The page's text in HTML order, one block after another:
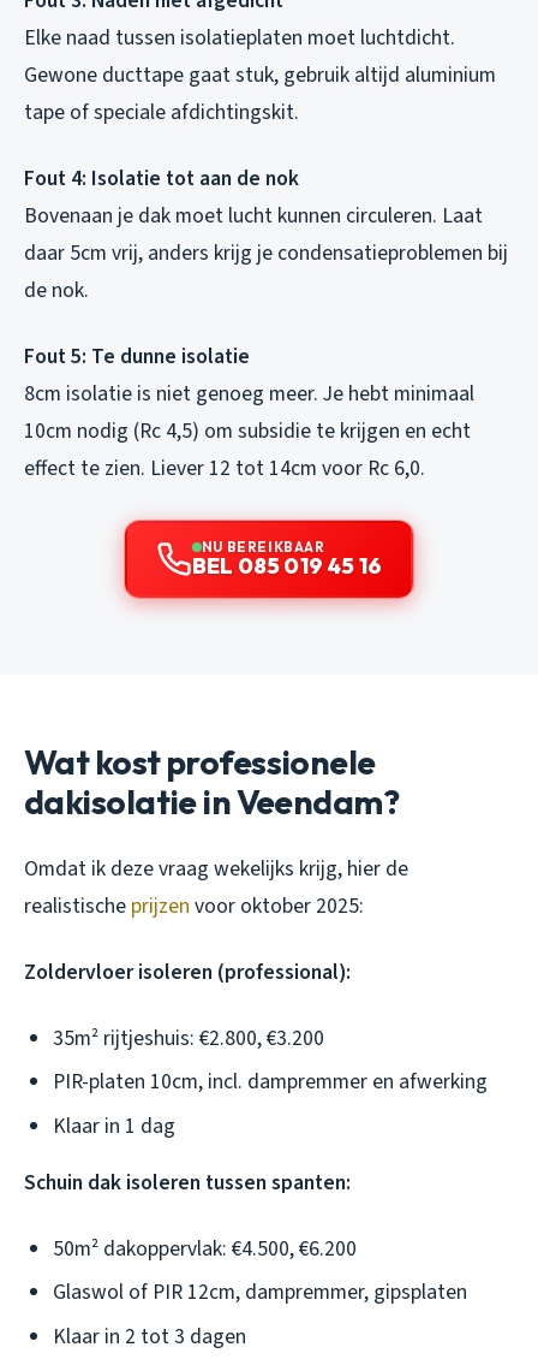
Elke naad tussen isolatieplaten moet luchtdicht.
Gewone ducttape gaat stuk, gebruik altijd aluminium
tape of speciale afdichtingskit.
Fout 4: Isolatie tot aan de nok
Bovenaan je dak moet lucht kunnen circuleren. Laat
daar 5cm vrij, anders krijg je condensatieproblemen bij
de nok.
Fout 5: Te dunne isolatie
8cm isolatie is niet genoeg meer. Je hebt minimaal
10cm nodig (Rc 4,5) om subsidie te krijgen en echt
effect te zien. Liever 12 tot 14cm voor Rc 6,0.
NU BEREIKBAAR
BEL 085 019 45 16
Wat kost professionele
dakisolatie in Veendam?
Omdat ik deze vraag wekelijks krijg, hier de
realistische prijzen voor oktober 2025:
Zoldervloer isoleren (professional):
35m² rijtjeshuis: €2.800, €3.200
PIR-platen 10cm, incl. dampremmer en afwerking
Klaar in 1 dag
Schuin dak isoleren tussen spanten:
50m² dakoppervlak: €4.500, €6.200
Glaswol of PIR 12cm, dampremmer, gipsplaten
Klaar in 2 tot 3 dagen